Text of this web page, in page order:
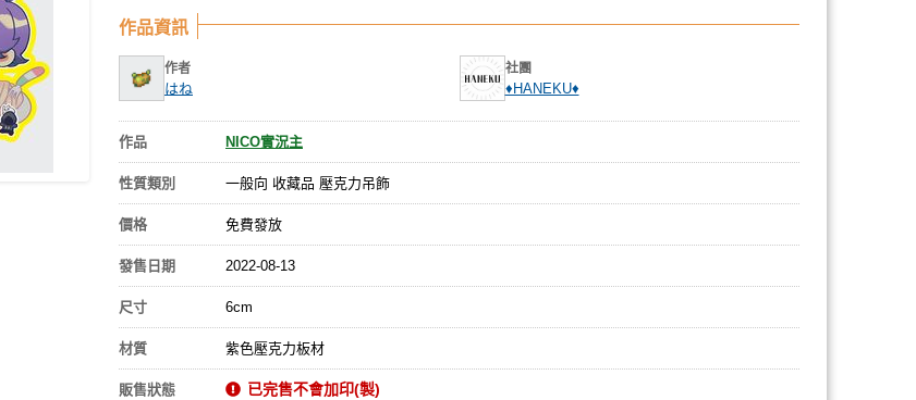
作品資訊
作者
はね
社團
♦HANEKU♦
作品 NICO實況主
性質類別 一般向 收藏品 壓克力吊飾
價格 免費發放
發售日期 2022-08-13
尺寸 6cm
材質 紫色壓克力板材
販售狀態 已完售不會加印(製)